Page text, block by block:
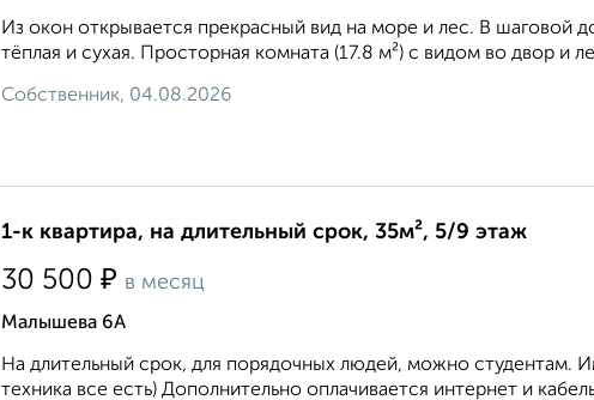
Из окон открывается прекрасный вид на море и лес. В шаговой
тёплая и сухая. Просторная комната (17.8 м²) с видом во двор и
Собственник, 04.08.2026
1-к квартира, на длительный срок, 35м², 5/9 этаж
30 500 ₽ в месяц
Малышева 6А
На длительный срок, для порядочных людей, можно студентам.
техника все есть) Дополнительно оплачивается интернет и